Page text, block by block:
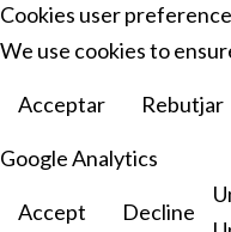
Cookies user
We use cookies to
Acceptar Rebutjar
Google Analytics
Accept Decline